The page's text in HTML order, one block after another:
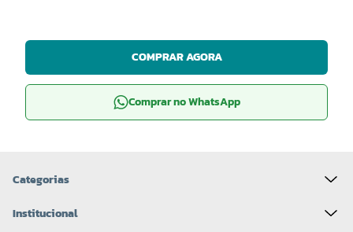
COMPRAR AGORA
Comprar no WhatsApp
Categorias
Institucional